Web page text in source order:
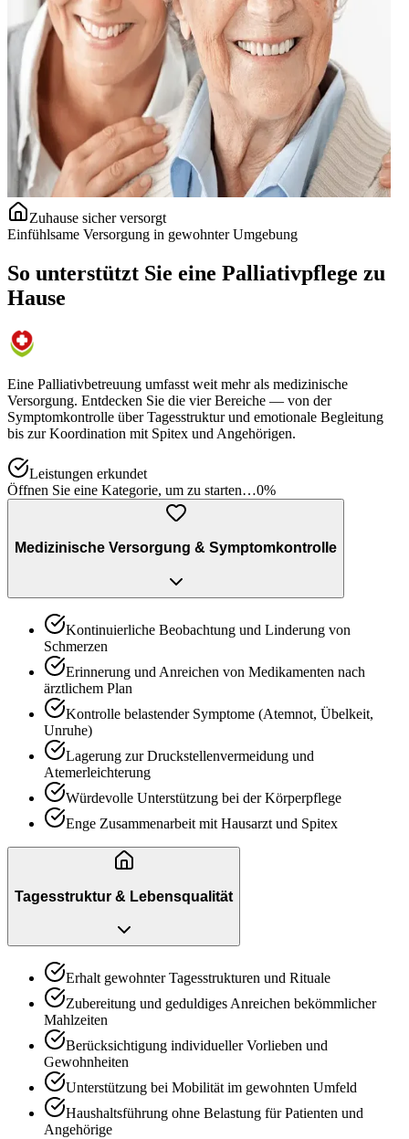
Zuhause sicher versorgt
Einfühlsame Versorgung in gewohnter Umgebung
So unterstützt Sie eine Palliativpflege zu
Hause
Eine Palliativbetreuung umfasst weit mehr als medizinische
Versorgung. Entdecken Sie die vier Bereiche — von der
Symptomkontrolle über Tagesstruktur und emotionale Begleitung
bis zur Koordination mit Spitex und Angehörigen.
Leistungen erkundet
Öffnen Sie eine Kategorie, um zu starten…0%
Medizinische Versorgung & Symptomkontrolle
Kontinuierliche Beobachtung und Linderung von
Schmerzen
Erinnerung und Anreichen von Medikamenten nach
ärztlichem Plan
Kontrolle belastender Symptome (Atemnot, Übelkeit,
Unruhe)
Lagerung zur Druckstellenvermeidung und
Atemerleichterung
Würdevolle Unterstützung bei der Körperpflege
Enge Zusammenarbeit mit Hausarzt und Spitex
Tagesstruktur & Lebensqualität
Erhalt gewohnter Tagesstrukturen und Rituale
Zubereitung und geduldiges Anreichen bekömmlicher
Mahlzeiten
Berücksichtigung individueller Vorlieben und
Gewohnheiten
Unterstützung bei Mobilität im gewohnten Umfeld
Haushaltsführung ohne Belastung für Patienten und
Angehörige